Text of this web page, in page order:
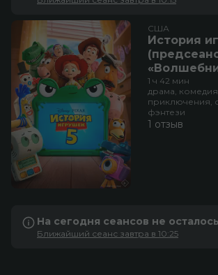
США
История
1 ч 42 мин
драма,
приключения,
фэнтези
1 отзыв
На сегодня сеансов не осталось
Ближайший сеанс завтра в 10:25